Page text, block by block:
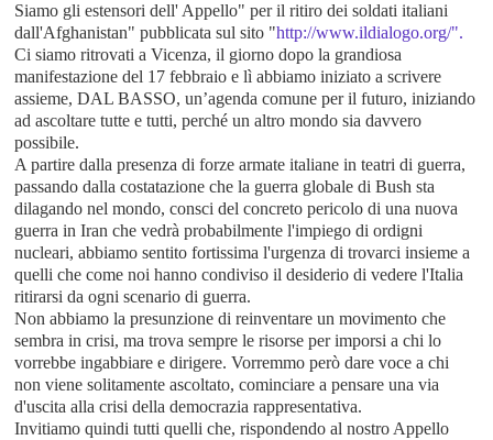
Siamo gli estensori dell' Appello" per il ritiro dei soldati italiani
dall'Afghanistan" pubblicata sul sito "http://www.ildialogo.org/".
Ci siamo ritrovati a Vicenza, il giorno dopo la grandiosa
manifestazione del 17 febbraio e lì abbiamo iniziato a scrivere
assieme, DAL BASSO, un’agenda comune per il futuro, iniziando
ad ascoltare tutte e tutti, perché un altro mondo sia davvero
possibile.
A partire dalla presenza di forze armate italiane in teatri di guerra,
passando dalla costatazione che la guerra globale di Bush sta
dilagando nel mondo, consci del concreto pericolo di una nuova
guerra in Iran che vedrà probabilmente l'impiego di ordigni
nucleari, abbiamo sentito fortissima l'urgenza di trovarci insieme a
quelli che come noi hanno condiviso il desiderio di vedere l'Italia
ritirarsi da ogni scenario di guerra.
Non abbiamo la presunzione di reinventare un movimento che
sembra in crisi, ma trova sempre le risorse per imporsi a chi lo
vorrebbe ingabbiare e dirigere. Vorremmo però dare voce a chi
non viene solitamente ascoltato, cominciare a pensare una via
d'uscita alla crisi della democrazia rappresentativa.
Invitiamo quindi tutti quelli che, rispondendo al nostro Appello